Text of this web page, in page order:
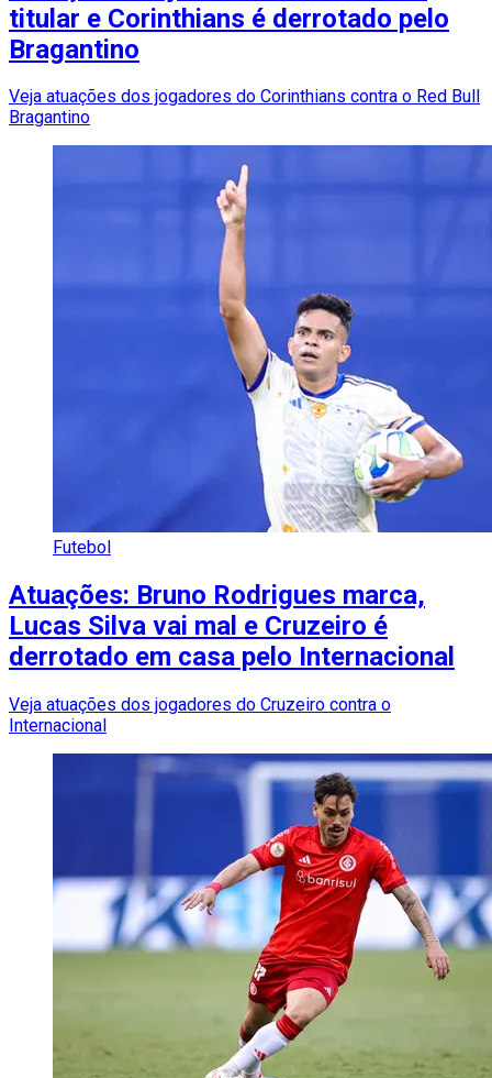
titular e Corinthians é derrotado pelo
Bragantino
Veja atuações dos jogadores do Corinthians contra o Red Bull
Bragantino
Futebol
Atuações: Bruno Rodrigues marca,
Lucas Silva vai mal e Cruzeiro é
derrotado em casa pelo Internacional
Veja atuações dos jogadores do Cruzeiro contra o
Internacional